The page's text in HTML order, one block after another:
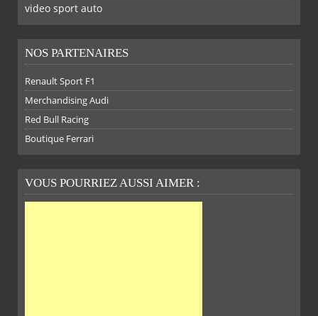
SUR SUR SUR
video sport auto
NOS PARTENAIRES
Renault Sport F1
Merchandising Audi
Red Bull Racing
Boutique Ferrari
VOUS POURRIEZ AUSSI AIMER :